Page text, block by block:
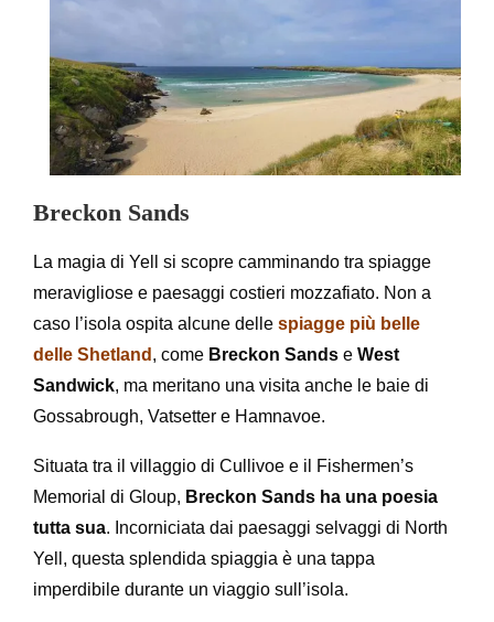
Breckon Sands
La magia di Yell si scopre camminando tra spiagge
meravigliose e paesaggi costieri mozzafiato. Non a
caso l’isola ospita alcune delle spiagge più belle
delle Shetland , come Breckon Sands e West
Sandwick, ma meritano una visita anche le baie di
Gossabrough, Vatsetter e Hamnavoe.
Situata tra il villaggio di Cullivoe e il Fishermen’s
Memorial di Gloup, Breckon Sands ha una poesia
tutta sua. Incorniciata dai paesaggi selvaggi di North
Yell, questa splendida spiaggia è una tappa
imperdibile durante un viaggio sull’isola.